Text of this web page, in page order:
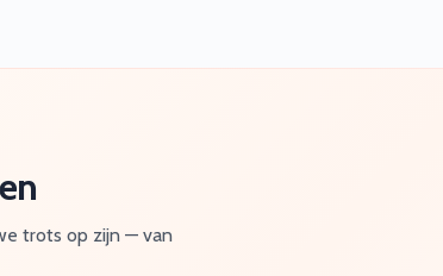
trots op zijn — van